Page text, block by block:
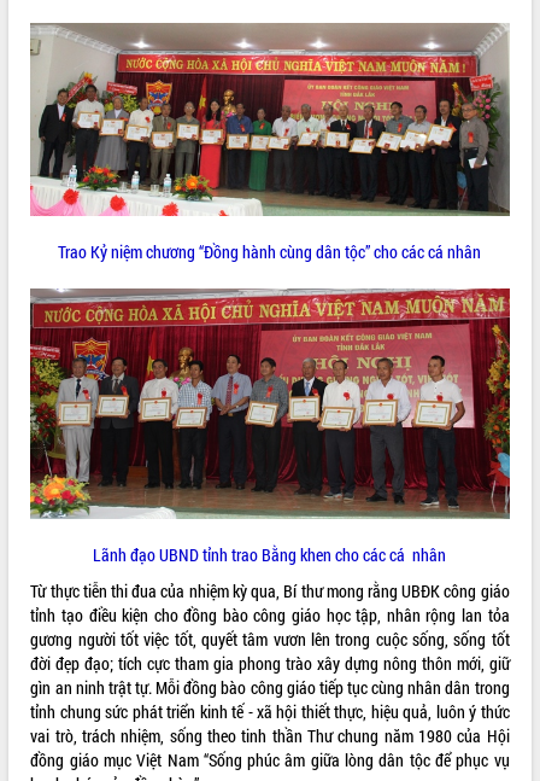
Trao Kỷ niệm chương “Đồng hành cùng dân tộc” cho các cá nhân
Lãnh đạo UBND tỉnh trao Bằng khen cho các cá nhân
Từ thực tiễn thi đua của nhiệm kỳ qua, Bí thư mong rằng UBĐK công giáo
tỉnh tạo điều kiện cho đồng bào công giáo học tập, nhân rộng lan tỏa
gương người tốt việc tốt, quyết tâm vươn lên trong cuộc sống, sống tốt
đời đẹp đạo; tích cực tham gia phong trào xây dựng nông thôn mới, giữ
gìn an ninh trật tự. Mỗi đồng bào công giáo tiếp tục cùng nhân dân trong
tỉnh chung sức phát triển kinh tế - xã hội thiết thực, hiệu quả, luôn ý thức
vai trò, trách nhiệm, sống theo tinh thần Thư chung năm 1980 của Hội
đồng giáo mục Việt Nam “Sống phúc âm giữa lòng dân tộc để phục vụ